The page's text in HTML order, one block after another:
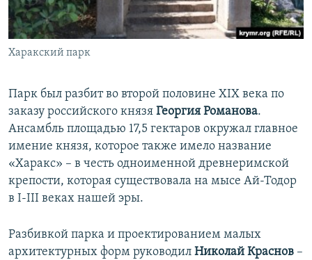
Харакский парк
Парк был разбит во второй половине XIX века по
заказу российского князя Георгия Романова.
Ансамбль площадью 17,5 гектаров окружал главное
имение князя, которое также имело название
«Харакс» – в честь одноименной древнеримской
крепости, которая существовала на мысе Ай-Тодор
в I-III веках нашей эры.
Разбивкой парка и проектированием малых
архитектурных форм руководил Николай Краснов –